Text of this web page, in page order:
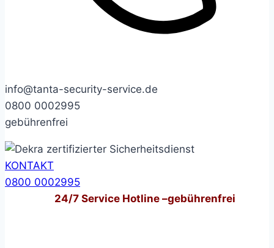
info@tanta-security-service.de
0800 0002995
gebührenfrei
KONTAKT
0800 0002995
24/7Service Hotline –gebührenfrei